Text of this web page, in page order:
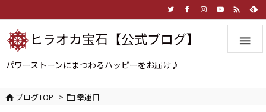


ヒラオカ宝石【公式ブログ】
パワーストーンにまつわるハッピーをお届け♪
ブログTOP > 幸運日